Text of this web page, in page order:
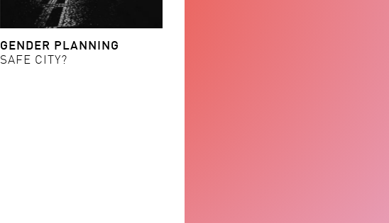
GENDER PLANNING
SAFE CITY?